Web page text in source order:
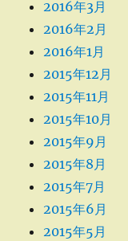
2016年3月
2016年2月
2016年1月
2015年12月
2015年11月
2015年10月
2015年9月
2015年8月
2015年7月
2015年6月
2015年5月